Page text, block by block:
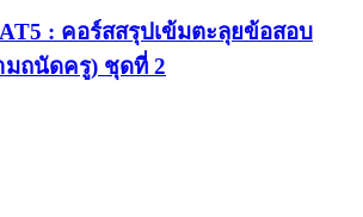
: คอร์สสรุปเข้มตะลุยข้อสอบ
มถนัดครู) ชุดที่ 2
Current